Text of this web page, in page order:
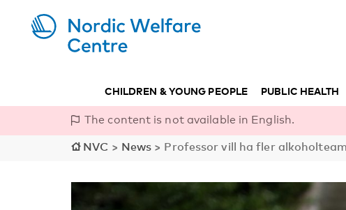
CHILDREN & YOUNG PEOPLE PUBLIC HEALTH
The content is not available in English.
NVC > News > Professor vill ha fler